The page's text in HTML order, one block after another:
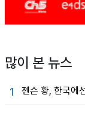
많이 본 뉴스
1 젠슨 황, 한국에